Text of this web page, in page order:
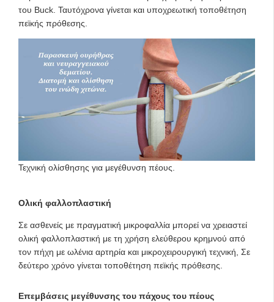
του Buck. Ταυτόχρονα γίνεται και υποχρεωτική τοποθέτηση
πεϊκής πρόθεσης.
Τεχνική ολίσθησης για μεγέθυνση πέους.
Ολική φαλλοπλαστική
Σε ασθενείς με πραγματική μικροφαλλία μπορεί να χρειαστεί
ολική φαλλοπλαστική με τη χρήση ελεύθερου κρημνού από
τον πήχη με ωλένια αρτηρία και μικροχειρουργική τεχνική, Σε
δεύτερο χρόνο γίνεται τοποθέτηση πεϊκής πρόθεσης.
Επεμβάσεις μεγέθυνσης του πάχους του πέους